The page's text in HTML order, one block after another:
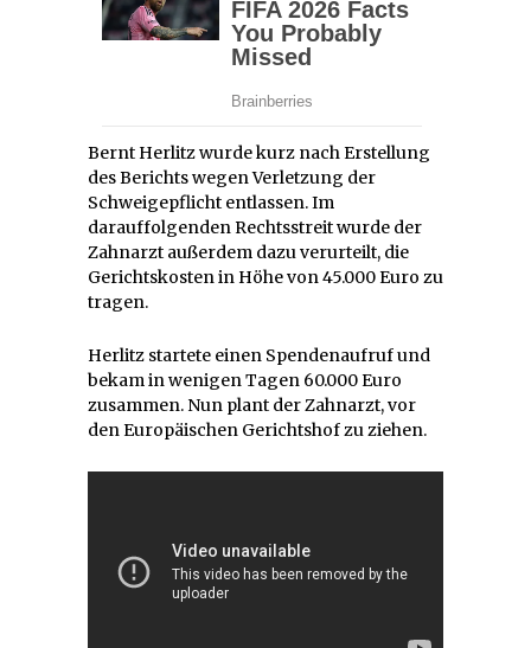
Bernt Herlitz wurde kurz nach Erstellung
des Berichts wegen Verletzung der
Schweigepflicht entlassen. Im
darauffolgenden Rechtsstreit wurde der
Zahnarzt außerdem dazu verurteilt, die
Gerichtskosten in Höhe von 45.000 Euro zu
tragen.
Herlitz startete einen Spendenaufruf und
bekam in wenigen Tagen 60.000 Euro
zusammen. Nun plant der Zahnarzt, vor
den Europäischen Gerichtshof zu ziehen.